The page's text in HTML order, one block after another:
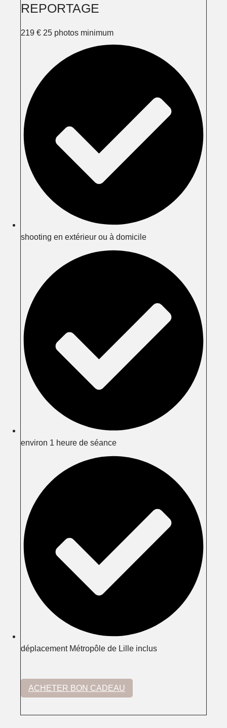
REPORTAGE
219 € 25 photos minimum
shooting en extérieur ou à domicile
environ 1 heure de séance
déplacement Métropôle de Lille inclus
ACHETER BON CADEAU